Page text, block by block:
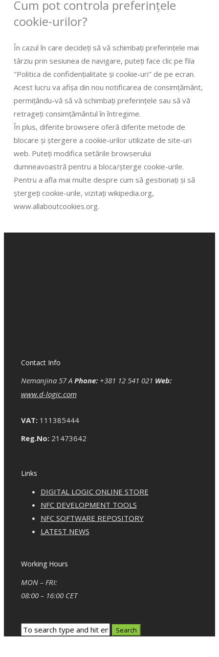
Cum pot controla preferințele
cookie-urilor?
În cazul în care decideți să vă schimbați preferințele mai
târziu prin sesiunea de navigare, puteți face clic pe fila
"Politica de confidențialitate și cookie-uri" de pe ecran.
Acest lucru va afișa din nou notificarea de consimțământ,
permițându-vă să vă schimbați preferințele sau să vă
retrageți consimțământul în întregime.
În plus, diferite browsere oferă diferite metode de
blocare și ștergere a cookie-urilor utilizate de site-uri
web. Puteți modifica setările browserului
dumneavoastră pentru a bloca/șterge cookie-urile.
Pentru a afla mai multe despre cum să gestionați și să
ștergeți cookie-urile, vizitați wikipedia.org,
www.allaboutcookies.org.
Contact Info
Nemanjina 57 A Phone:+381 12 541 021 Web:
www.d-logic.com
VAT:111385444
Reg.No:21473642
Links
DIGITAL LOGIC ONLINE STORE
NFC DEVELOPMENT TOOLS
NFC SOFTWARE REPOSITORY
LATEST NEWS
Working Hours
MON – FRI:
08:00 – 16:00 CET